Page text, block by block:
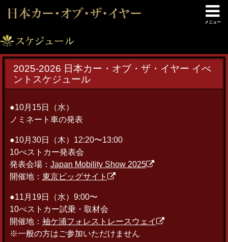
メニュー
2025-2026 日本カー・オブ・ザ・イヤー イべ
ントスケジュール
●10月15日（水）
ノミネート車の発表
●10月30日（木）12:20〜13:00
10べストカー発表会
発表会場： Japan Mobility Show 2025
開催地： 東京ビッグサイト
●11月19日（水）9:00〜
10べストカー試乗・取材会
開催地： 袖ケ浦フォレストレースウェイ
※一般の方はご参加いただけません